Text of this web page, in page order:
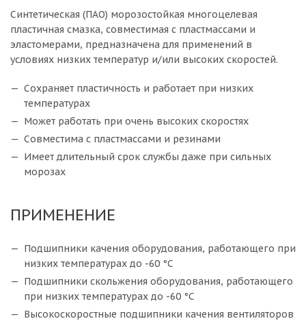
Синтетическая (ПАО) морозостойкая многоцелевая
пластичная смазка, совместимая с пластмассами и
эластомерами, предназначена для применений в
условиях низких температур и/или высоких скоростей.
Сохраняет пластичность и работает при низких
температурах
Может работать при очень высоких скоростях
Совместима с пластмассами и резинами
Имеет длительный срок службы даже при сильных
морозах
ПРИМЕНЕНИЕ
Подшипники качения оборудования, работающего при
низких температурах до -60 °C
Подшипники скольжения оборудования, работающего
при низких температурах до -60 °C
Высокоскоростные подшипники качения вентиляторов